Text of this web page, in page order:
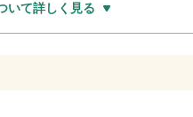
いて詳しく見る